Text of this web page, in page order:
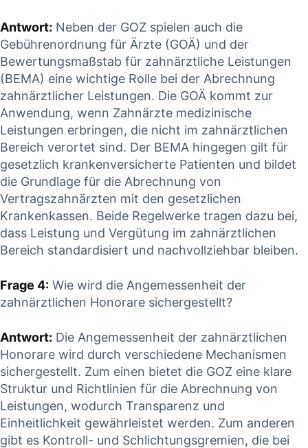
Antwort: Neben der GOZ spielen auch die
Gebührenordnung für Ärzte (GOÄ) ⁣und​ der
Bewertungsmaßstab für zahnärztliche Leistungen
‍(BEMA) eine wichtige​ Rolle bei der Abrechnung
zahnärztlicher Leistungen. Die GOÄ kommt⁢ zur
Anwendung,⁢ wenn Zahnärzte medizinische
Leistungen ⁣erbringen, die​ nicht ​im zahnärztlichen
Bereich verortet sind. ⁤Der BEMA ‍hingegen gilt ‍für
gesetzlich krankenversicherte Patienten und bildet
‍die​ Grundlage ⁣für die⁢ Abrechnung von
Vertragszahnärzten⁢ mit den gesetzlichen
Krankenkassen. Beide Regelwerke tragen dazu bei,
dass Leistung und ⁤Vergütung im zahnärztlichen
⁤Bereich standardisiert ⁢und nachvollziehbar bleiben.
Frage 4: Wie wird die Angemessenheit der
⁤zahnärztlichen Honorare sichergestellt?
Antwort: Die⁢ Angemessenheit ⁣der zahnärztlichen
Honorare wird durch verschiedene Mechanismen
sichergestellt. Zum‍ einen⁣ bietet die GOZ eine⁤ klare
Struktur ⁤und Richtlinien‍ für die Abrechnung von
‍Leistungen, wodurch Transparenz und‍
Einheitlichkeit gewährleistet‍ werden. Zum anderen
gibt es Kontroll- und Schlichtungsgremien, die bei